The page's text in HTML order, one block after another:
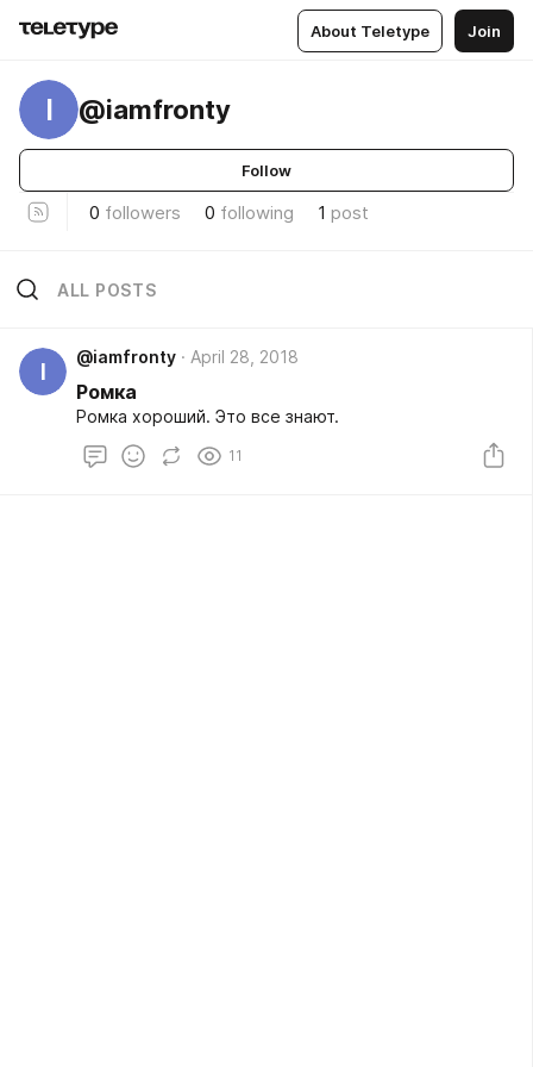
About Teletype Join
I @iamfronty
Follow
0 followers 0 following 1 post
ALL POSTS
I
@iamfronty April 28, 2018
Ромка
Ромка хороший. Это все знают.
11